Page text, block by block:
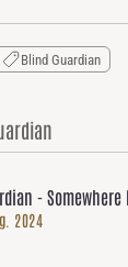
Blind Guardian
- Somewhere
2024